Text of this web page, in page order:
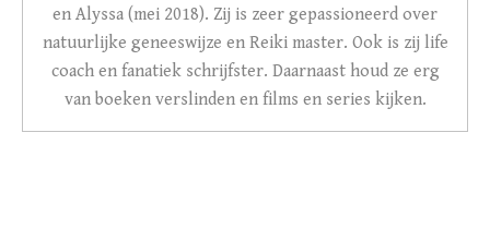
en Alyssa (mei 2018). Zij is zeer gepassioneerd over
natuurlijke geneeswijze en Reiki master. Ook is zij life
coach en fanatiek schrijfster. Daarnaast houd ze erg
van boeken verslinden en films en series kijken.